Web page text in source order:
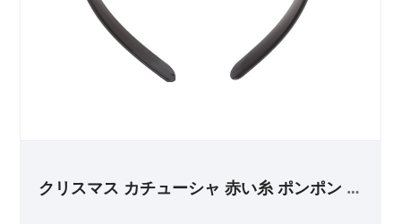
クリスマス カチューシャ 赤い糸 ポンポン レ